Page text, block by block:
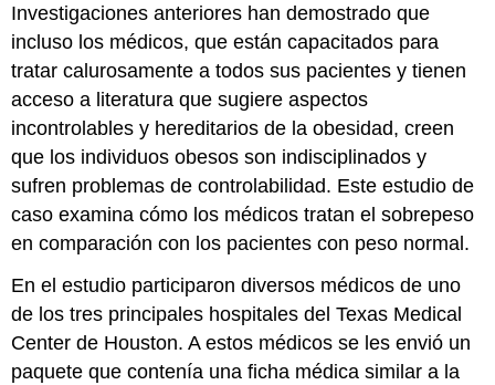
Investigaciones anteriores han demostrado que
incluso los médicos, que están capacitados para
tratar calurosamente a todos sus pacientes y tienen
acceso a literatura que sugiere aspectos
incontrolables y hereditarios de la obesidad, creen
que los individuos obesos son indisciplinados y
sufren problemas de controlabilidad. Este estudio de
caso examina cómo los médicos tratan el sobrepeso
en comparación con los pacientes con peso normal.
En el estudio participaron diversos médicos de uno
de los tres principales hospitales del Texas Medical
Center de Houston. A estos médicos se les envió un
paquete que contenía una ficha médica similar a la